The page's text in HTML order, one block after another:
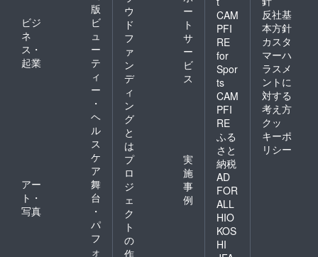
版
ビジ
ネ
ス・
起業
ビ
ュ
ー
テ
ィ
ー
・
ヘ
ル
ス
ケ
ア
アー
ト・
写真
舞
台
・
パ
フ
ォ
ウ
ド
フ
ァ
ン
デ
ィ
ン
グ
と
は
ー
ト
サ
ー
ビ
ス
プ
ロ
ジ
ェ
ク
ト
の
作
実
施
事
例
CAM
PFI
RE
for
Spor
ts
CAM
PFI
RE
ふる
さと
納税
AD
FOR
ALL
HIO
KOS
HI
反社基
本方針
カスタ
マーハ
ラスメ
ントに
対する
考え方
クッ
キーポ
リシー